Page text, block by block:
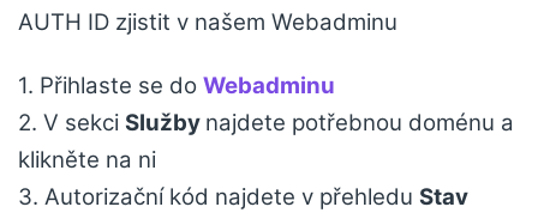
AUTH ID zjistit v našem Webadminu
1. Přihlaste se do Webadminu
2. V sekci Služby najdete potřebnou doménu a
klikněte na ni
3. Autorizační kód najdete v přehledu Stav